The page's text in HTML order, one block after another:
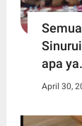
apa
April 30,